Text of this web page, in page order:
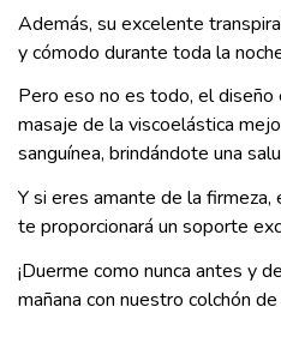
Además, su excelente
y cómodo durante toda la
Pero eso no es todo, el
masaje de la viscoelástica
sanguínea, brindándote una
Y si eres amante de la
te proporcionará un soporte
¡Duerme como nunca antes y
mañana con nuestro colchón